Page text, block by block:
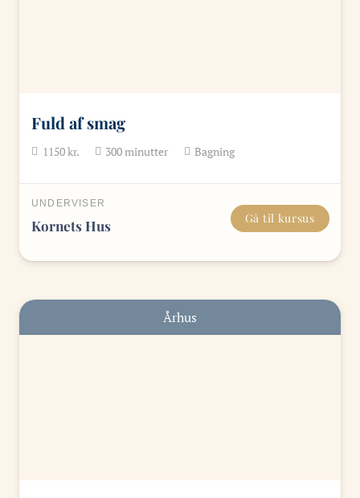
Fuld af smag
1150kr. 300minutter Bagning
UNDERVISER
Kornets Hus Gå til kursus
Århus